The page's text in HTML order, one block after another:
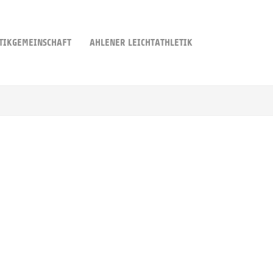
AHLENER LEICHTATHLETIK